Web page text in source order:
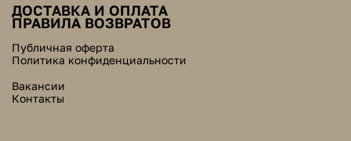
ДОСТАВКА И ОПЛАТА
ПРАВИЛА ВОЗВРАТОВ
Публичная оферта
Политика конфиденциальности
Вакансии
Контакты